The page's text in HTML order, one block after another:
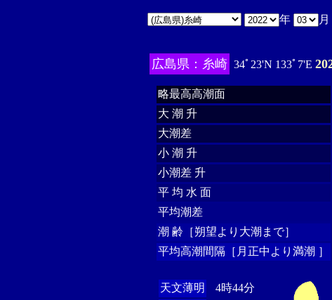
年 月
広島県：糸崎 34ﾟ23'N 133ﾟ7'E
略最高高潮面
大 潮 升
大潮差
小 潮 升
小潮差 升
平 均 水 面
平均潮差
潮 齢［朔望より大潮まで］
平均高潮間隔［月正中より満潮 ］
天文薄明
4時44分